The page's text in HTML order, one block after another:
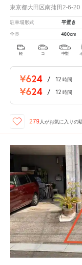
東京都大田区南蒲田2-6-20
駐車場形式 平置き
全長 480cm
軽 コ 中型
¥624 / 12 時間
¥624 / 12 時間
279人がお気に入りの